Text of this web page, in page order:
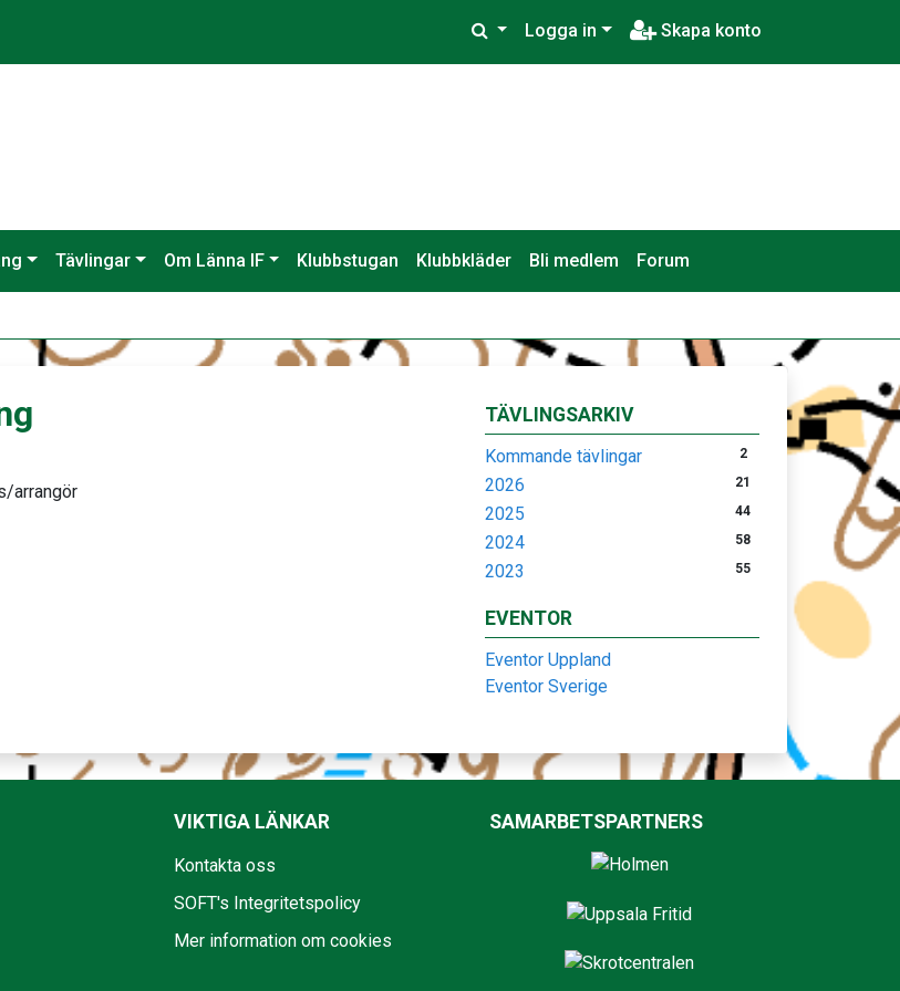
Logga in Skapa konto
Tävlingar Om Länna IF Klubbstugan Klubbkläder Bli medlem Forum
TÄVLINGSARKIV
Kommande tävlingar 2
2026 21
2025 44
2024 58
2023 55
EVENTOR
Eventor Uppland
Eventor Sverige
arrangör
VIKTIGA LÄNKAR
Kontakta oss
SOFT's Integritetspolicy
Mer information om cookies
SAMARBETSPARTNERS